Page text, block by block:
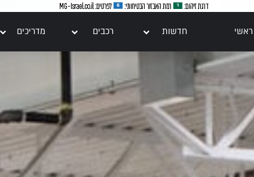
ראשי חדשות רכבים מדריכים